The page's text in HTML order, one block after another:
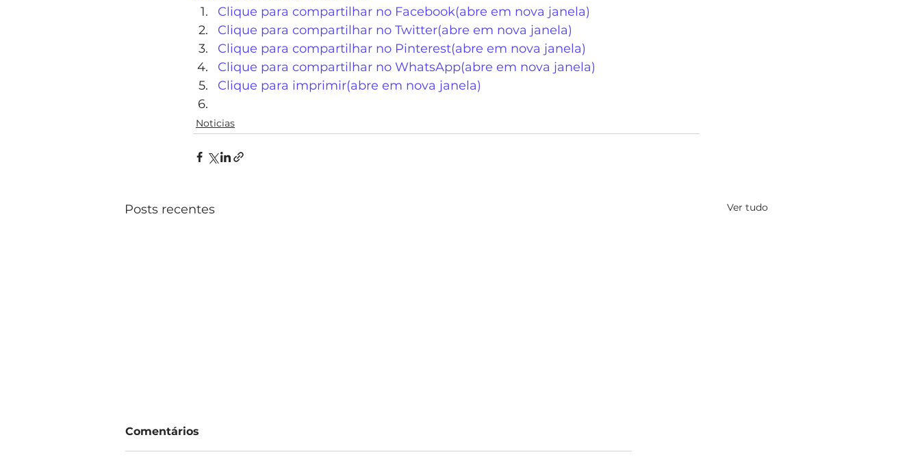
Clique para compartilhar no Facebook(abre em nova janela)
Clique para compartilhar no Twitter(abre em nova janela)
Clique para compartilhar no Pinterest(abre em nova janela)
Clique para compartilhar no WhatsApp(abre em nova janela)
Clique para imprimir(abre em nova janela)
Noticias
Posts recentes Ver tudo
Comentários